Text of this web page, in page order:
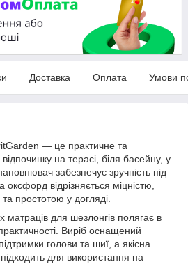
Доставка Оплата Умови
— це практичне та
на терасі, біля басейну, у
забезпечує зручність під
оксфорд відрізняється міцністю,
простотою у догляді.
для шезлонгів полягає в
Виріб оснащений
голови та шиї, а якісна
для використання на